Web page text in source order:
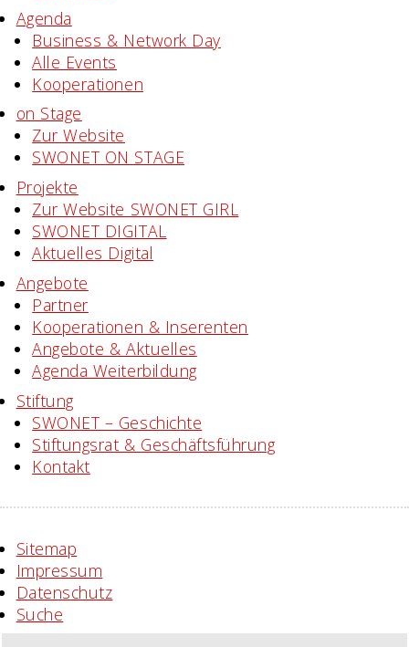
Agenda
Business & Network Day
Alle Events
Kooperationen
on Stage
Zur Website
SWONET ON STAGE
Projekte
Zur Website SWONET GIRL
SWONET DIGITAL
Aktuelles Digital
Angebote
Partner
Kooperationen & Inserenten
Angebote & Aktuelles
Agenda Weiterbildung
Stiftung
SWONET – Geschichte
Stiftungsrat & Geschäftsführung
Kontakt
Sitemap
Impressum
Datenschutz
Suche